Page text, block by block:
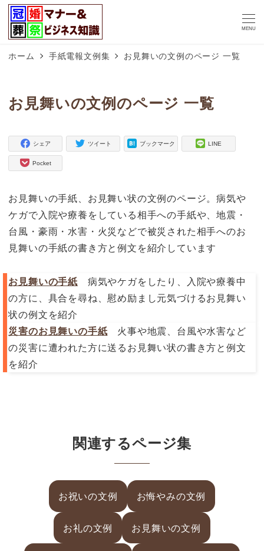
MENU
ホーム 手紙電報文例集 お見舞いの文例のページ 一覧
お見舞いの文例のページ 一覧
シェア ツイート ブックマーク LINE
Pocket
お見舞いの手紙、お見舞い状の文例のページ。病気や
ケガで入院や療養をしている相手への手紙や、地震・
台風・豪雨・水害・火災などで被災された相手へのお
見舞いの手紙の書き方と例文を紹介しています
お見舞いの手紙 病気やケガをしたり、入院や療養中
の方に、具合を尋ね、慰め励まし元気づけるお見舞い
状の例文を紹介
災害のお見舞いの手紙 火事や地震、台風や水害など
の災害に遭われた方に送るお見舞い状の書き方と例文
を紹介
関連するページ集
お祝いの文例 お悔やみの文例
お礼の文例 お見舞いの文例